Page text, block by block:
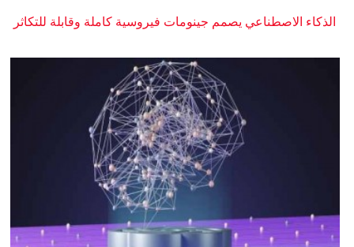
الذكاء الاصطناعي يصمم جينومات فيروسية كاملة وقابلة للتكاثر